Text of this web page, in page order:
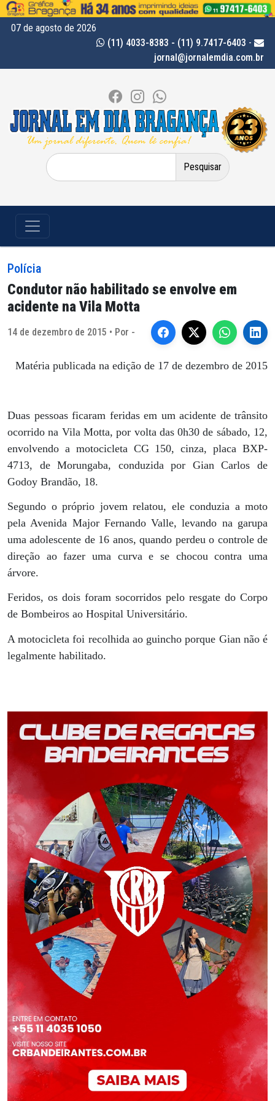
07 de agosto de 2026
(11) 4033-8383 - (11) 9.7417-6403 -
jornal@jornalemdia.com.br
Pesquisar
por:
Polícia
Condutor não habilitado se envolve em
acidente na Vila Motta
14 de dezembro de 2015 • Por -
Matéria publicada na edição de 17 de dezembro de 2015
Duas pessoas ficaram feridas em um acidente de trânsito
ocorrido na Vila Motta, por volta das 0h30 de sábado, 12,
envolvendo a motocicleta CG 150, cinza, placa BXP-
4713, de Morungaba, conduzida por Gian Carlos de
Godoy Brandão, 18.
Segundo o próprio jovem relatou, ele conduzia a moto
pela Avenida Major Fernando Valle, levando na garupa
uma adolescente de 16 anos, quando perdeu o controle de
direção ao fazer uma curva e se chocou contra uma
árvore.
Feridos, os dois foram socorridos pelo resgate do Corpo
de Bombeiros ao Hospital Universitário.
A motocicleta foi recolhida ao guincho porque Gian não é
legalmente habilitado.